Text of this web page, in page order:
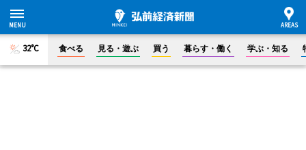
32°C 食べる 見る・遊ぶ 買う 暮らす・働く 学ぶ・知る